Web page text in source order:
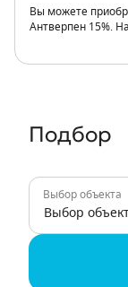
Вы можете
Антверпен 15%.
Подбор
Выбор объекта
Выбор